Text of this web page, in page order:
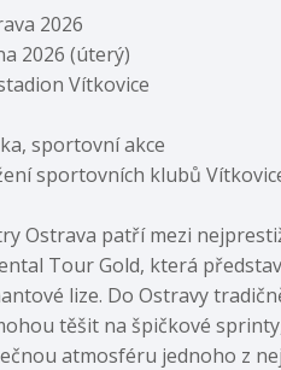
2026
2026 (úterý)
Vítkovice
sportovní akce
sportovních klubů
Ostrava patří mezi
Tour Gold, která
lize. Do Ostravy
těšit na špičkové
atmosféru jednoho z